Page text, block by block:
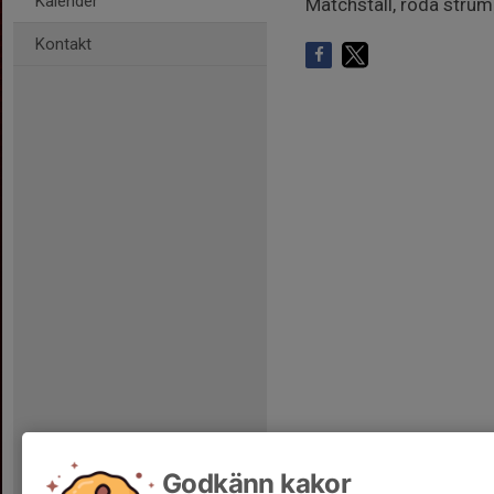
Kontakt
Matchställ, röda
Godkänn kakor